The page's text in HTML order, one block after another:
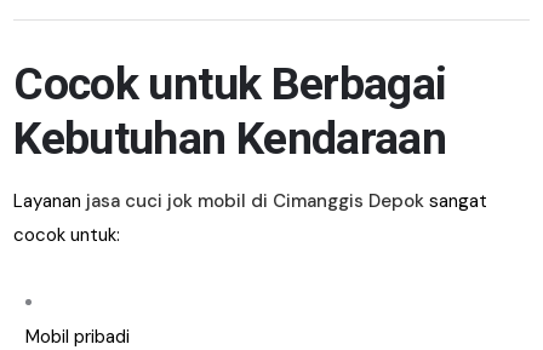
Cocok untuk Berbagai
Kebutuhan Kendaraan
Layanan jasa cuci jok mobil di Cimanggis Depok sangat
cocok untuk:
Mobil pribadi